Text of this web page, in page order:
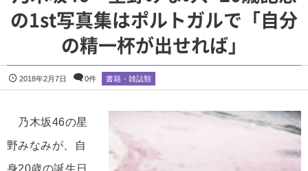
の1st写真集はポルトガルで「自分
の精一杯が出せれば」
2018年2月7日 0件 書籍・雑誌類
乃木坂46の星
野みなみが、自
身20歳の誕生日